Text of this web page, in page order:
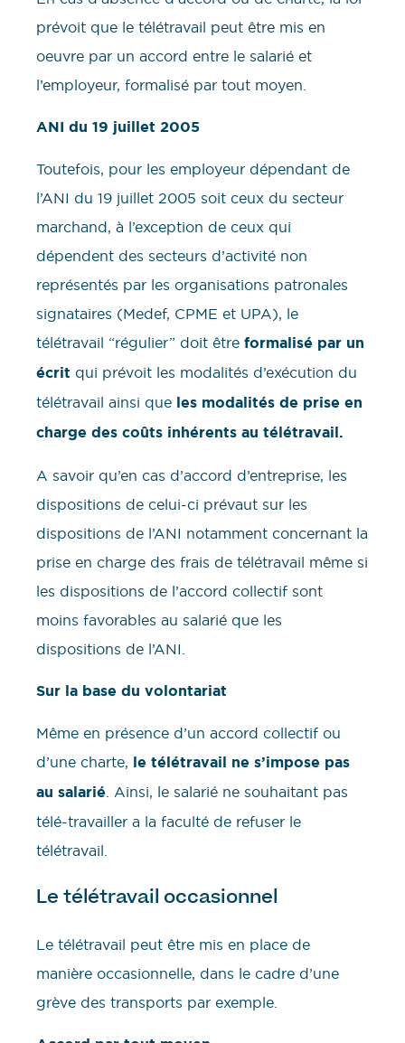
prévoit que le télétravail peut être mis en
oeuvre par un accord entre le salarié et
l’employeur, formalisé par tout moyen.
ANI du 19 juillet 2005
Toutefois, pour les employeur dépendant de
l’ANI du 19 juillet 2005 soit ceux du secteur
marchand, à l’exception de ceux qui
dépendent des secteurs d’activité non
représentés par les organisations patronales
signataires (Medef, CPME et UPA), le
télétravail “régulier” doit être formalisé par un
écrit qui prévoit les modalités d’exécution du
télétravail ainsi que les modalités de prise en
charge des coûts inhérents au télétravail.
A savoir qu’en cas d’accord d’entreprise, les
dispositions de celui-ci prévaut sur les
dispositions de l’ANI notamment concernant la
prise en charge des frais de télétravail même si
les dispositions de l’accord collectif sont
moins favorables au salarié que les
dispositions de l’ANI.
Sur la base du volontariat
Même en présence d’un accord collectif ou
d’une charte, le télétravail ne s’impose pas
au salarié. Ainsi, le salarié ne souhaitant pas
télé-travailler a la faculté de refuser le
télétravail.
Le télétravail occasionnel
Le télétravail peut être mis en place de
manière occasionnelle, dans le cadre d’une
grève des transports par exemple.